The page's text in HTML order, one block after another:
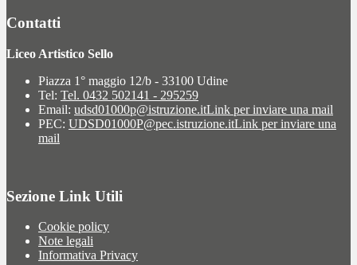
Contatti
Liceo Artistico Sello
Piazza 1° maggio 12/b - 33100 Udine
Tel: Tel. 0432 502141 - 295259
Email: udsd01000p@istruzione.itLink per inviare una mail
PEC: UDSD01000P@pec.istruzione.itLink per inviare una
mail
Sezione Link Utili
Cookie policy
Note legali
Informativa Privacy